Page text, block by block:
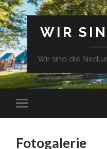
WIR
Wir sind die
Fotogalerie